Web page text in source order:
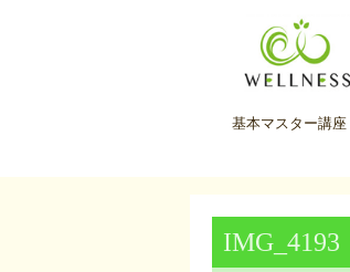
基本マスター講座
IMG_4193